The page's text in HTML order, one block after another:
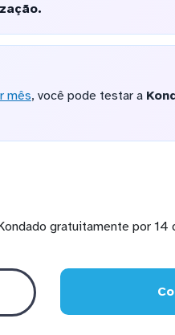
mês, você pode testar a
gratuitamente por 14